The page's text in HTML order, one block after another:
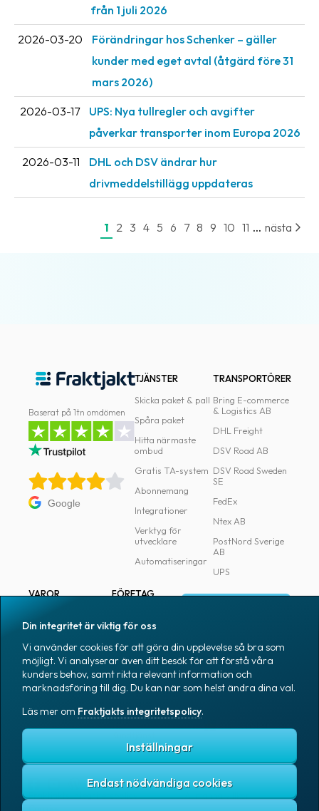
Förbjudet
och
farligt
från 1 juli 2026
2026-03-20
Förändringar hos Schenker – gäller
kunder med eget avtal (åtgärd före 31
mars 2026)
2026-03-17
UPS: Nya tullregler och avgifter
påverkar transporter inom Europa 2026
2026-03-11
DHL och DSV ändrar hur
drivmeddelstillägg uppdateras
1 2 3 4 5 6 7 8 9 10 11 ... nästa
Baserat på 1tn omdömen
Google
TJÄNSTER
Skicka paket & pall
Spåra paket
Hitta närmaste
ombud
Gratis TA-system
Abonnemang
Integrationer
Verktyg för
utvecklare
Automatiseringar
TRANSPORTÖRER
Bring E-commerce
& Logistics AB
DHL Freight
DSV Road AB
DSV Road Sweden
SE
FedEx
Ntex AB
PostNord Sverige
AB
UPS
VAROR
Märkning
Emballage
Emballagetillbehör
Kontorsvaror
FÖRETAG
Pressrum
Medarbetare
Jobb & karriär
Nyhetsarkiv
Blogg
Skapa konto
Fraktjakts integritetspolicy
Allmänna villkor
Din integritet är viktig för oss
Vi använder cookies för att göra din upplevelse så bra som
möjligt. Vi analyserar även ditt besök för att förstå våra
kunders behov, samt rikta relevant information och
marknadsföring till dig. Du kan när som helst ändra dina val.
Läs mer om Fraktjakts integritetspolicy.
Inställningar
Endast nödvändiga cookies